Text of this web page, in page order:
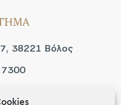
38221 Βόλος